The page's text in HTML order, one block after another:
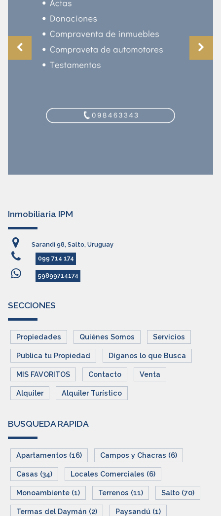
Inmobiliaria IPM
Sarandí 98, Salto, Uruguay
099 714 174
59899714174
SECCIONES
Propiedades Quiénes Somos Servicios
Publica tu Propiedad Díganos lo que Busca
MIS FAVORITOS Contacto Venta
Alquiler Alquiler Turístico
BUSQUEDA RAPIDA
Apartamentos (16) Campos y Chacras (6)
Casas (34) Locales Comerciales (6)
Monoambiente (1) Terrenos (11) Salto (70)
Termas del Daymán (2) Paysandú (1)